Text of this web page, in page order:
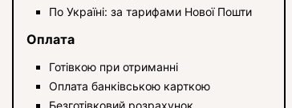
По Україні: за тарифами Нової Пошти
Оплата
Готівкою при отриманні
Оплата банківською карткою
Безготівковий розрахунок